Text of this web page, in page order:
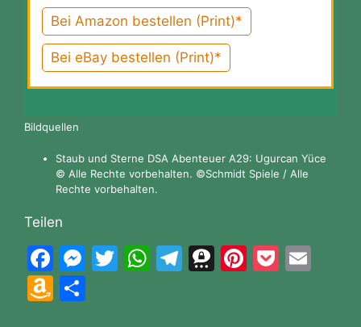
Bei Amazon bestellen (Print)*
Bei eBay bestellen (Print)*
Bildquellen
Staub und Sterne DSA Abenteuer A29: Ugurcan Yüce
© Alle Rechte vorbehalten. ©Schmidt Spiele / Alle
Rechte vorbehalten.
Teilen
F
a
c
M T
W T
T
Pi P
A